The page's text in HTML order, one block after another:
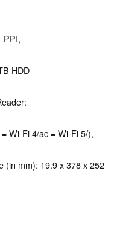
PPI,
HDD
Wi-Fi 4/ac = Wi-Fi 5/),
(in mm): 19.9 x 378 x 252